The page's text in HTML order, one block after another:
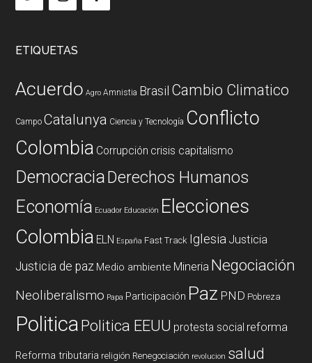
ETIQUETAS
Acuerdo Agro Amnistia Brasil Cambio Climatico
Campo Catalunya Ciencia y Tecnología Conflicto
Colombia Corrupción crisis capitalismo
DemocraciaDerechos Humanos
Economía Ecuador Educación Elecciones
Colombia ELN España Fast Track Iglesia Justicia
Justicia de paz Medio ambiente Mineria Negociación
Neoliberalismo Papa Participación Paz PND Pobreza
PoliticaPolitica EEUU protesta social reforma
Reforma tributaria religión Renegociación revolucion salud